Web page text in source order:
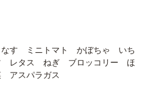
す ミニトマト かぼちゃ いち
レタス ねぎ ブロッコリー ほ
スパラガス